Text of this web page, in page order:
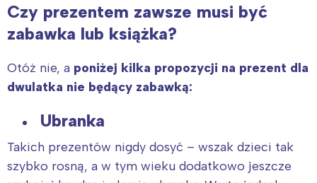
Czy prezentem zawsze musi być
zabawka lub książka?
Otóż nie, a poniżej kilka propozycji na prezent dla
dwulatka nie będący zabawką:
Ubranka
Takich prezentów nigdy dosyć – wszak dzieci tak
szybko rosną, a w tym wieku dodatkowo jeszcze